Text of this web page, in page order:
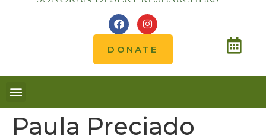
DONATE
Paula Preciado